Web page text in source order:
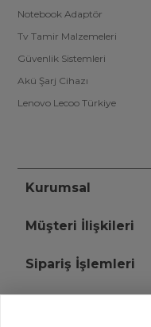
Notebook Adaptör
Tv Tamir Malzemeleri
Güvenlik Sistemleri
Akü Şarj Cihazı
Lenovo Lecoo Türkiye
Kurumsal
Müşteri İlişkileri
Sipariş İşlemleri